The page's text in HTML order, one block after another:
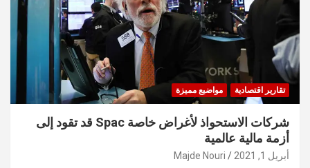
تقارير اقتصادية مواضيع مميزة
شركات الاستحواذ لأغراض خاصة Spac قد تقود إلى
أزمة مالية عالمية
أبريل 1, 2021 Majde Nouri